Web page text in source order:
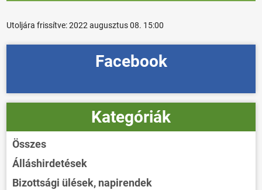
Utoljára frissítve:2022 augusztus 08. 15:00
Facebook
Kategóriák
Összes
Álláshirdetések
Bizottsági ülések, napirendek